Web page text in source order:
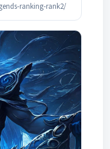
ranking-rank2/